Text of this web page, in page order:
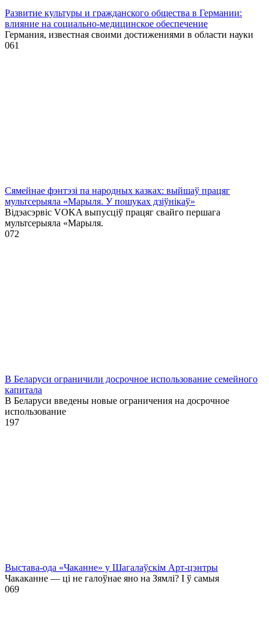
Развитие культуры и гражданского общества в Германии:
влияние на социально-медицинское обеспечение
Германия, известная своими достижениями в области науки
061
Сямейнае фэнтэзі па народных казках: выйшаў працяг
мультсерыяла «Марыля. У пошуках дзіўнікаў»
Відэасэрвіс VOKA выпусціў працяг свайго першага
мультсерыяла «Марыля.
072
В Беларуси ограничили досрочное использование семейного
капитала
В Беларуси введены новые ограничения на досрочное
использование
197
Выстава-ода «Чаканне» у Шагалаўскім Арт-цэнтры
Чакаканне — ці не галоўнае яно на Зямлі? І ў самыя
069